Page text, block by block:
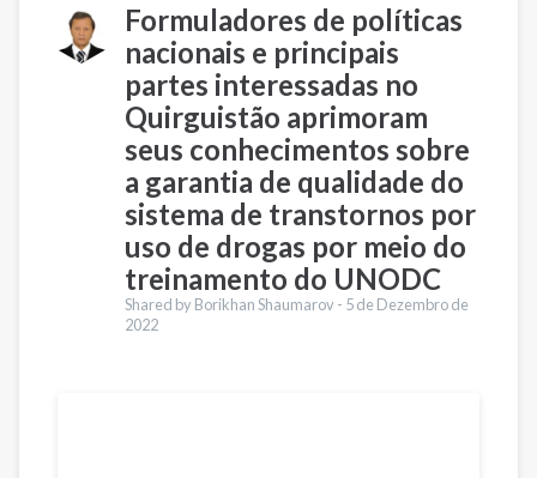
Formuladores de políticas
nacionais e principais
partes interessadas no
Quirguistão aprimoram
seus conhecimentos sobre
a garantia de qualidade do
sistema de transtornos por
uso de drogas por meio do
treinamento do UNODC
Shared by Borikhan Shaumarov - 5 de Dezembro de
2022